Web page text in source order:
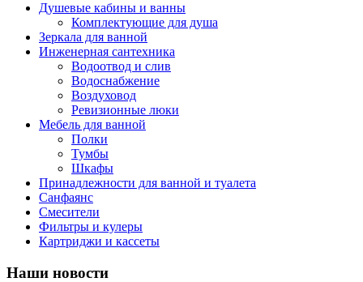
Душевые кабины и ванны
Комплектующие для душа
Зеркала для ванной
Инженерная сантехника
Водоотвод и слив
Водоснабжение
Воздуховод
Ревизионные люки
Мебель для ванной
Полки
Тумбы
Шкафы
Принадлежности для ванной и туалета
Санфаянс
Смесители
Фильтры и кулеры
Картриджи и кассеты
Наши новости